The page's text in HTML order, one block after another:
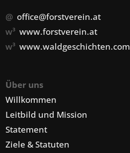
@ office@forstverein.at
w³www.forstverein.at
w³www.waldgeschichten.com
Über uns
Willkommen
Leitbild und Mission
Statement
Ziele & Statuten